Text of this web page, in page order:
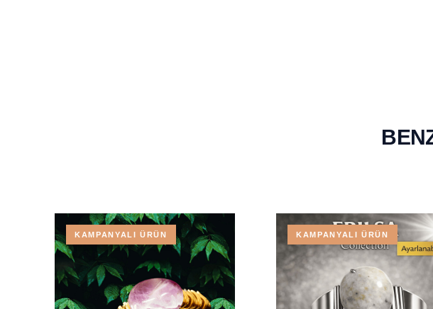
KAMPANYALI ÜRÜN KAMPANYALI ÜRÜN